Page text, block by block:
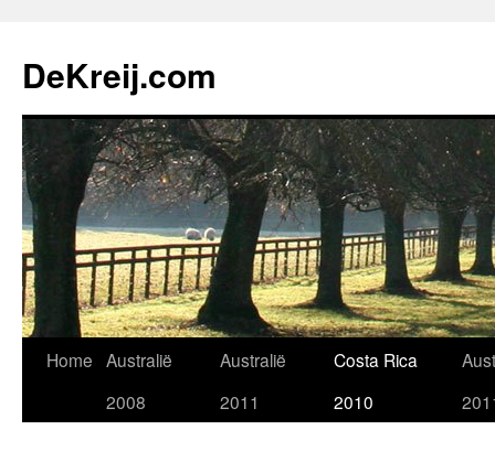
content
DeKreij.com
Home Australië
2008
Australië
2011
Costa Rica
2010